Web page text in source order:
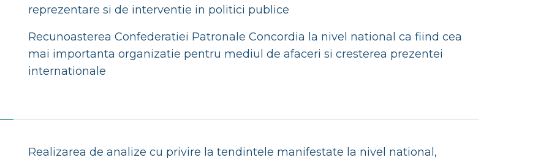
reprezentare si de interventie in politici publice
Recunoasterea Confederatiei Patronale Concordia la nivel national ca fiind cea
mai importanta organizatie pentru mediul de afaceri si cresterea prezentei
internationale
Realizarea de analize cu privire la tendintele manifestate la nivel national,